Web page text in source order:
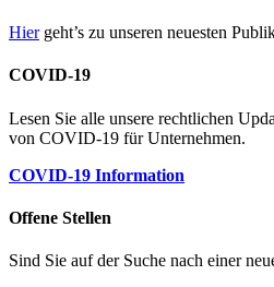
Hiergeht’s zu unseren neuesten
COVID-19
Lesen Sie alle unsere rechtlichen
von COVID-19 für Unternehmen.
COVID-19 Information
Offene Stellen
Sind Sie auf der Suche nach einer